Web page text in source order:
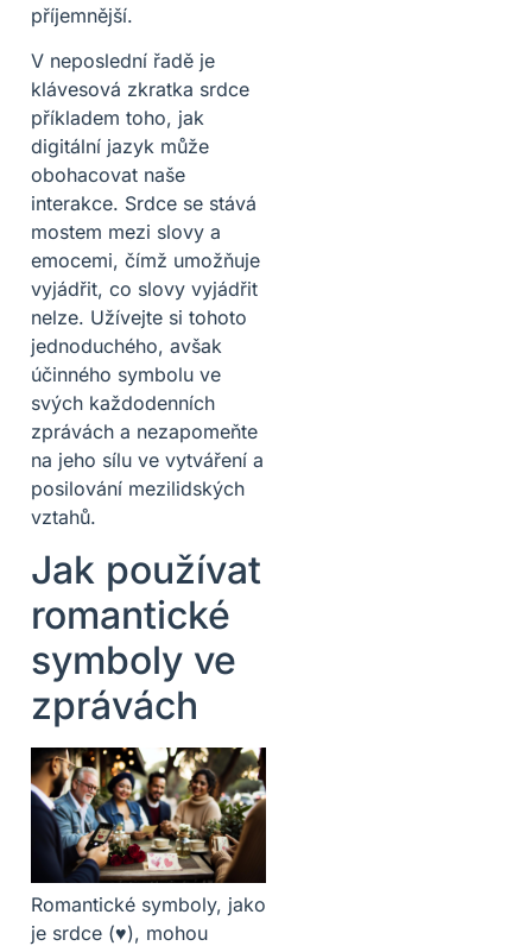
příjemnější.
V neposlední řadě je
klávesová zkratka srdce
příkladem toho, jak
digitální jazyk může
obohacovat naše
interakce. Srdce se stává
mostem mezi slovy a
emocemi, čímž umožňuje
vyjádřit, co slovy vyjádřit
nelze. Užívejte si tohoto
jednoduchého, avšak
účinného symbolu ve
svých každodenních
zprávách a nezapomeňte
na jeho sílu ve vytváření a
posilování mezilidských
vztahů.
Jak používat
romantické
symboly ve
zprávách
Romantické symboly, jako
je srdce (♥), mohou